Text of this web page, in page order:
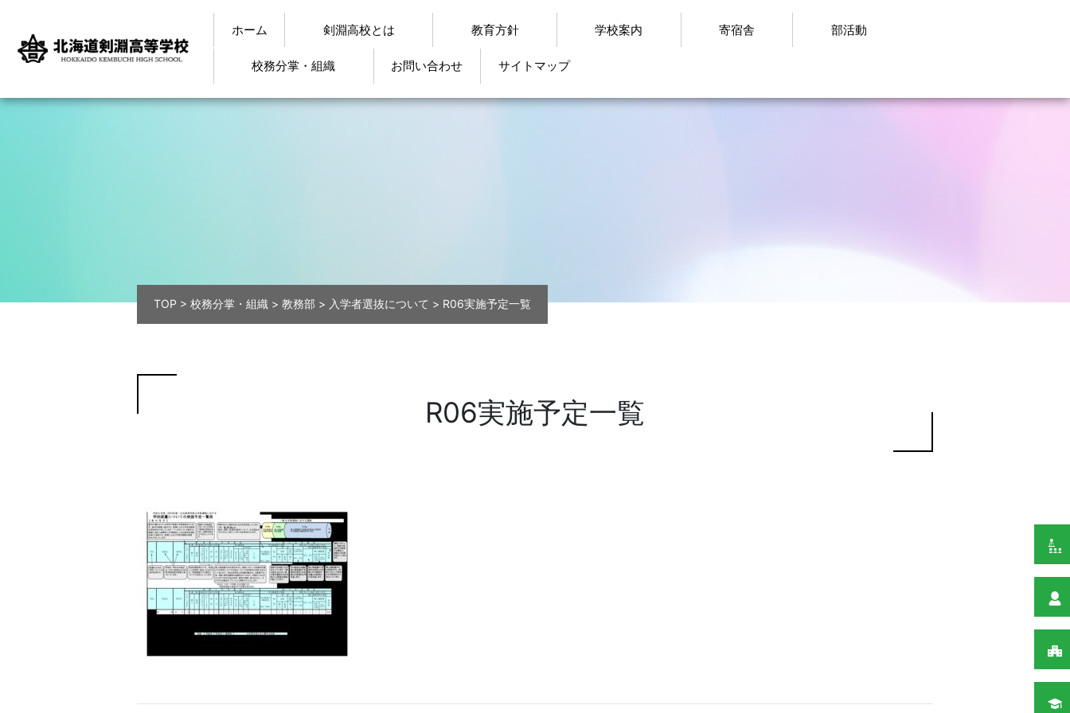
ホーム 剣淵高校とは 教育方針 学校案内 寄宿舎 部活動
校務分掌・組織 お問い合わせ サイトマップ
TOP >校務分掌・組織 >教務部 > 入学者選抜について > R06実施予定一覧
R06実施予定一覧